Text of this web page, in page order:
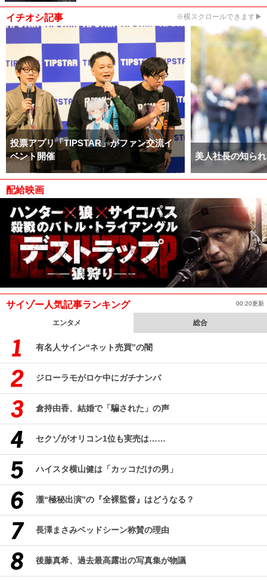
イチオシ記事 ※横スクロールできます▶
投票アプリ「TIPSTAR」がファン交流イ
ベント開催
美人社長の知ら
配給映画
サイゾー人気記事ランキング 00:20更新
エンタメ 総合
有名人サイン“ネット売買”の闇
ジローラモがロケ中にガチナンパ
倉持由香、結婚で「騙された」の声
セクゾがオリコン1位も実売は……
ハイスタ横山健は「カッコだけの男」
瀧“極秘出演”の『全裸監督』はどうなる？
長澤まさみベッドシーン称賛の理由
後藤真希、過去最高露出の写真集が物議